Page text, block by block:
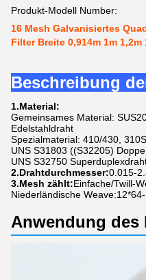
Produkt-Modell Number:
16 Mesh Galvanisiertes
Filter Breite 0,914m 1m 1,2m
Beschreibung
1.Material:
Gemeinsames Material:
Edelstahldraht
Spezialmaterial: 410/430,
UNS S31803 ((S32205)
UNS S32750
2.Drahtdurchmesser:0.015-
3.Mesh zählt:Einfache/Twill-
Niederländische
Anwendung des